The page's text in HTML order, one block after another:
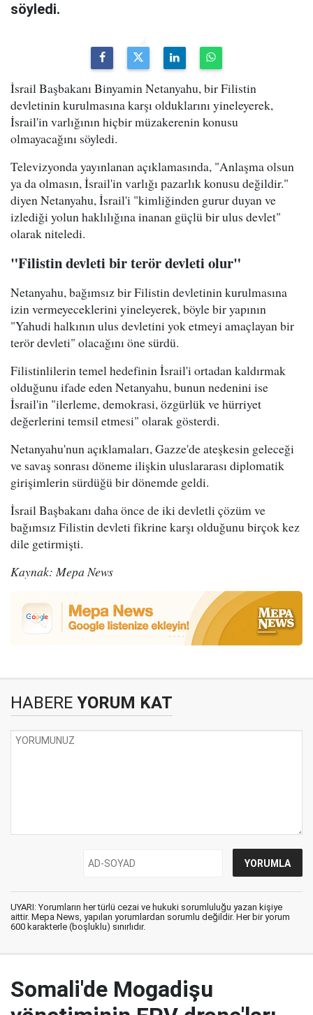
söyledi.
İsrail Başbakanı Binyamin Netanyahu, bir Filistin
devletinin kurulmasına karşı olduklarını yineleyerek,
İsrail'in varlığının hiçbir müzakerenin konusu
olmayacağını söyledi.
Televizyonda yayınlanan açıklamasında, "Anlaşma olsun
ya da olmasın, İsrail'in varlığı pazarlık konusu değildir."
diyen Netanyahu, İsrail'i "kimliğinden gurur duyan ve
izlediği yolun haklılığına inanan güçlü bir ulus devlet"
olarak niteledi.
"Filistin devleti bir terör devleti olur"
Netanyahu, bağımsız bir Filistin devletinin kurulmasına
izin vermeyeceklerini yineleyerek, böyle bir yapının
"Yahudi halkının ulus devletini yok etmeyi amaçlayan bir
terör devleti" olacağını öne sürdü.
Filistinlilerin temel hedefinin İsrail'i ortadan kaldırmak
olduğunu ifade eden Netanyahu, bunun nedenini ise
İsrail'in "ilerleme, demokrasi, özgürlük ve hürriyet
değerlerini temsil etmesi" olarak gösterdi.
Netanyahu'nun açıklamaları, Gazze'de ateşkesin geleceği
ve savaş sonrası döneme ilişkin uluslararası diplomatik
girişimlerin sürdüğü bir dönemde geldi.
İsrail Başbakanı daha önce de iki devletli çözüm ve
bağımsız Filistin devleti fikrine karşı olduğunu birçok kez
dile getirmişti.
Kaynak: Mepa News
HABERE YORUM KAT
UYARI: Yorumların her türlü cezai ve hukuki sorumluluğu yazan kişiye
aittir. Mepa News, yapılan yorumlardan sorumlu değildir. Her bir yorum
600 karakterle (boşluklu) sınırlıdır.
Somali'de Mogadişu